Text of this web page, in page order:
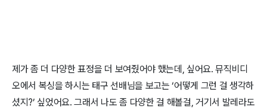
제가 좀 더 다양한 표정을 더 보여줬어야 했는데, 싶어요. 뮤직비디
오에서 복싱을 하시는 태구 선배님을 보고는 ‘어떻게 그런 걸 생각하
셨지?’ 싶었어요. 그래서 나도 좀 다양한 걸 해볼걸, 거기서 발레라도